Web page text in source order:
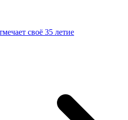
своё 35 летие